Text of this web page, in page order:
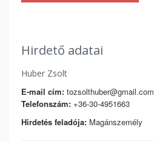
Hirdető adatai
Huber Zsolt
E-mail cím: tozsolthuber@gmail.com
Telefonszám: +36-30-4951663
Hirdetés feladója: Magánszemély